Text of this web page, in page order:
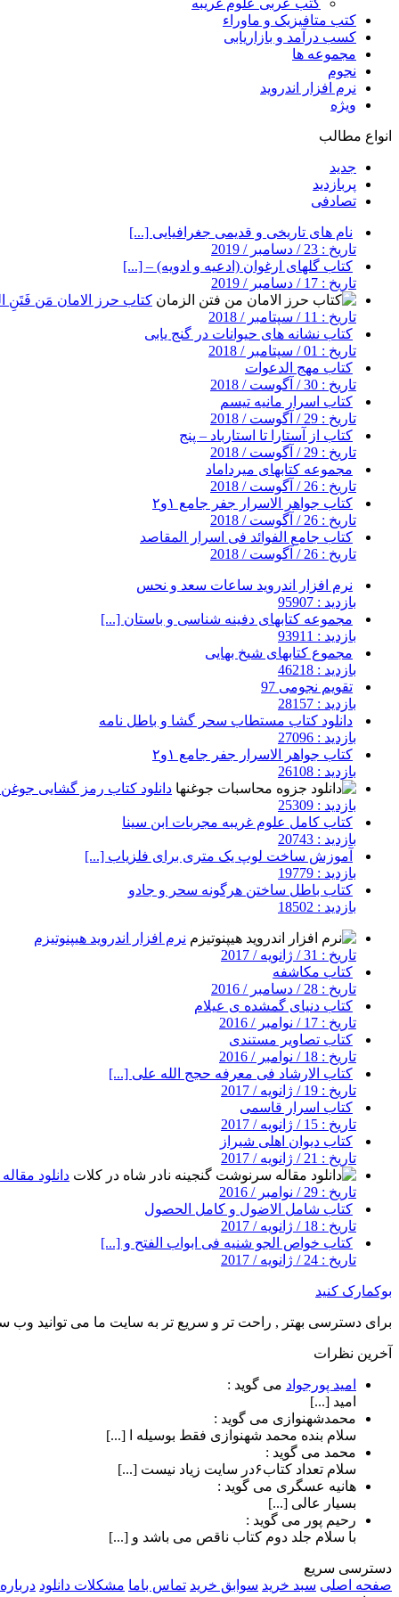
کتب عربی علوم غریبه
کتب متافیزیک و ماوراء
کسب درآمد و بازاریابی
مجموعه ها
نجوم
نرم افزار اندروید
ویژه
انواع مطالب
جدید
پربازدید
تصادفی
نام های تاریخی و قدیمی جغرافیایی [...]
تاریخ : 23 / دسامبر / 2019
کتاب گلهای ارغوان (ادعیه و ادویه) – [...]
تاریخ : 17 / دسامبر / 2019
کتاب حرز الامان مَن فَتَنِ
تاریخ : 11 / سپتامبر / 2018
کتاب نشانه های حیوانات در گنج یابی
تاریخ : 01 / سپتامبر / 2018
کتاب مهج الدعوات
تاریخ : 30 / آگوست / 2018
کتاب اسرار مانیه تیسم
تاریخ : 29 / آگوست / 2018
کتاب از آستارا تا استارباد – پنج
تاریخ : 29 / آگوست / 2018
مجموعه کتابهای میرداماد
تاریخ : 26 / آگوست / 2018
کتاب جواهر الاسرار جفر جامع ۱و۲
تاریخ : 26 / آگوست / 2018
کتاب جامع الفوائد فی اسرار المقاصد
تاریخ : 26 / آگوست / 2018
نرم افزار اندروید ساعات سعد و نحس
بازدید : 95907
مجموعه کتابهای دفینه شناسی و باستان [...]
بازدید : 93911
مجموع کتابهای شیخ بهایی
بازدید : 46218
تقویم نجومی 97
بازدید : 28157
دانلود کتاب مستطاب سحر گشا و باطل نامه
بازدید : 27096
کتاب جواهر الاسرار جفر جامع ۱و۲
بازدید : 26108
دانلود کتاب رمز گشایی
بازدید : 25309
کتاب کامل علوم غریبه مجربات ابن سینا
بازدید : 20743
آموزش ساخت لوپ یک متری برای فلزیاب [...]
بازدید : 19779
کتاب باطل ساختن هرگونه سحر و جادو
بازدید : 18502
نرم افزار اندروید هیپنوتیزم
تاریخ : 31 / ژانویه / 2017
کتاب مکاشفه
تاریخ : 28 / دسامبر / 2016
کتاب دنیای گمشده ی عیلام
تاریخ : 17 / نوامبر / 2016
کتاب تصاویر مستندی
تاریخ : 18 / نوامبر / 2016
کتاب الارشاد فی معرفه حجج الله علی [...]
تاریخ : 19 / ژانویه / 2017
کتاب اسرار قاسمی
تاریخ : 15 / ژانویه / 2017
کتاب دیوان اهلی شیراز
تاریخ : 21 / ژانویه / 2017
دانلود
تاریخ : 29 / نوامبر / 2016
کتاب شامل الاضول و کامل الحصول
تاریخ : 18 / ژانویه / 2017
کتاب خواص الجو شنیه فی ابواب الفتح و [...]
تاریخ : 24 / ژانویه / 2017
بوکمارک کنید
برای دسترسی بهتر , راحت تر و سریع تر به سایت ما می توانید وب
آخرین نظرات
امید پورجواد می گوید :
امید [...]
محمدشهنوازی می گوید :
سلام بنده محمد شهنوازی فقط بوسیله ا [...]
محمد می گوید :
سلام تعداد کتاب۶در سایت زیاد نیست [...]
هانیه عسگری می گوید :
بسیار عالی [...]
رحیم پور می گوید :
با سلام جلد دوم کتاب ناقص می باشد و [...]
دسترسی سریع
صفحه اصلی سبد خرید سوابق خرید تماس باما مشکلات دانلود